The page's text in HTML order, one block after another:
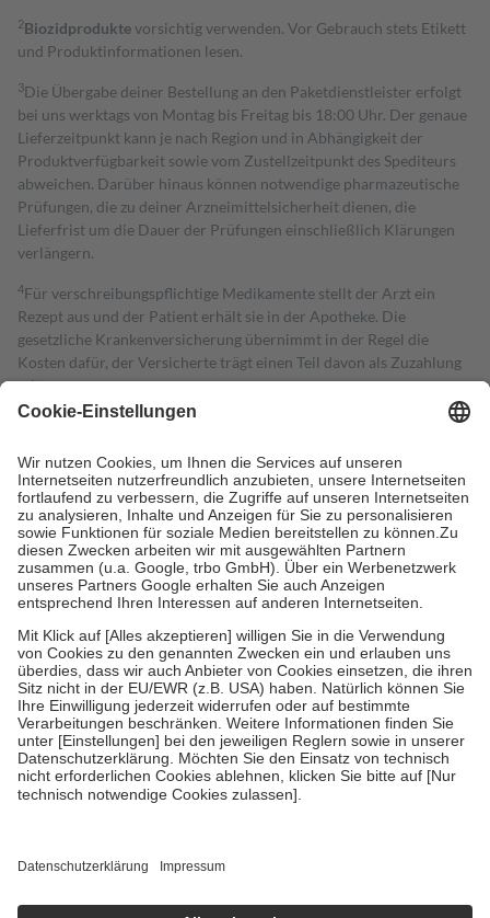
2Biozidproduktevorsichtig verwenden. Vor Gebrauch stets Etikett
und Produktinformationen lesen.
3Die Übergabe deiner Bestellung an den Paketdienstleister erfolgt
bei uns werktags von Montag bis Freitag bis 18:00 Uhr. Der genaue
Lieferzeitpunkt kann je nach Region und in Abhängigkeit der
Produktverfügbarkeit sowie vom Zustellzeitpunkt des Spediteurs
abweichen. Darüber hinaus können notwendige pharmazeutische
Prüfungen, die zu deiner Arzneimittelsicherheit dienen, die
Lieferfrist um die Dauer der Prüfungen einschließlich Klärungen
verlängern.
4Für verschreibungspflichtige Medikamente stellt der Arzt ein
Rezept aus und der Patient erhält sie in der Apotheke. Die
gesetzliche Krankenversicherung übernimmt in der Regel die
Kosten dafür, der Versicherte trägt einen Teil davon als Zuzahlung
mit.
Grundsätzlich leisten Mitglieder Zuzahlungen in Höhe von zehn
höchstens zehn Euro.
Es sind jedoch nie mehr als die tatsächlichen
Kosten der Leistung zu entrichten.
Diese Regeln gelten grundsätzlich auch für Online-Apotheken.
Bei Heilmitteln und häuslicher Krankenpflege beträgt die
Zuzahlung zehn Prozent der Kosten sowie zehn Euro je
Verordnung.
Um das Engagement der Versicherten für ihre eigene Gesundheit zu
stärken und die besondere Stellung der Familie zu unterstützen,
fallenkeine Zuzahlungenan bei:
• Kindern und Jugendlichen bis zum vollendeten 18. Lebensjahr
mit Ausnahme der Fahrkosten
• Untersuchungen zur Vorsorge und Früherkennung, die von der
GKV getragen werden
• empfohlenen Schutzimpfungen
• Harn- und Blutteststreifen
getroffen, um sicherzustellen, dass es sich um echte Bewertungen
https://help.etrusted.com/hc/de/articles/4419944605341